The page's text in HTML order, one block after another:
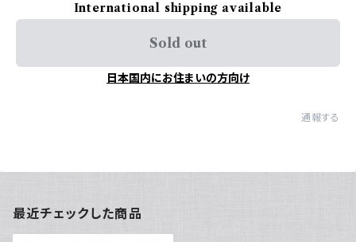
International shipping available
Sold out
日本国内にお住まいの方向け
通報する
最近チェックした商品